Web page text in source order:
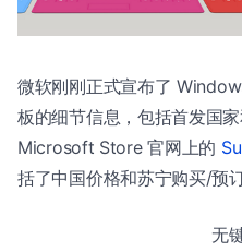
微软刚刚正式宣布了
板的细节信息，包括首发国
Microsoft Store 官网上的
括了中国价格和苏宁购买/预
无